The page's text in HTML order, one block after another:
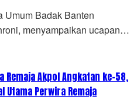
Umum Badak Banten
menyampaikan ucapan…
Akpol Angkatan ke-58,
Perwira Remaja